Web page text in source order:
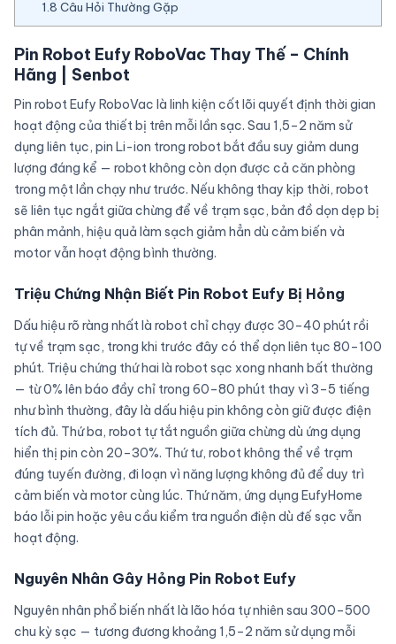
1.8 Câu Hỏi Thường Gặp
Pin Robot Eufy RoboVac Thay Thế – Chính
Hãng | Senbot
Pin robot Eufy RoboVac là linh kiện cốt lõi quyết định thời gian
hoạt động của thiết bị trên mỗi lần sạc. Sau 1,5–2 năm sử
dụng liên tục, pin Li-ion trong robot bắt đầu suy giảm dung
lượng đáng kể — robot không còn dọn được cả căn phòng
trong một lần chạy như trước. Nếu không thay kịp thời, robot
sẽ liên tục ngắt giữa chừng để về trạm sạc, bản đồ dọn dẹp bị
phân mảnh, hiệu quả làm sạch giảm hẳn dù cảm biến và
motor vẫn hoạt động bình thường.
Triệu Chứng Nhận Biết Pin Robot Eufy Bị Hỏng
Dấu hiệu rõ ràng nhất là robot chỉ chạy được 30–40 phút rồi
tự về trạm sạc, trong khi trước đây có thể dọn liên tục 80–100
phút. Triệu chứng thứ hai là robot sạc xong nhanh bất thường
— từ 0% lên báo đầy chỉ trong 60–80 phút thay vì 3–5 tiếng
như bình thường, đây là dấu hiệu pin không còn giữ được điện
tích đủ. Thứ ba, robot tự tắt nguồn giữa chừng dù ứng dụng
hiển thị pin còn 20–30%. Thứ tư, robot không thể về trạm
đúng tuyến đường, đi loạn vì năng lượng không đủ để duy trì
cảm biến và motor cùng lúc. Thứ năm, ứng dụng EufyHome
báo lỗi pin hoặc yêu cầu kiểm tra nguồn điện dù đế sạc vẫn
hoạt động.
Nguyên Nhân Gây Hỏng Pin Robot Eufy
Nguyên nhân phổ biến nhất là lão hóa tự nhiên sau 300–500
chu kỳ sạc — tương đương khoảng 1,5–2 năm sử dụng mỗi